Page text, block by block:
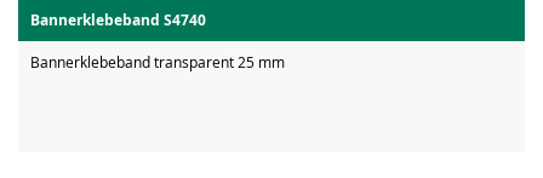
Bannerklebeband S4740
Bannerklebeband transparent 25 mm